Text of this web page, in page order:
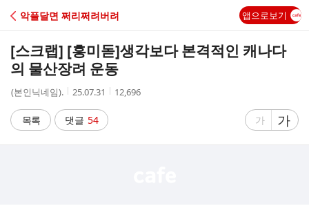
C
A
악플달면 쩌리쩌려버려 앱으로보기
[스크랩] [흥미돋]생각보다 본격적인 캐나다
의 물산장려 운동
작
자
(본인닉네임).
작
시
간
25.07.31
조
12,696
목록 댓글 54
글
가
글
자
가